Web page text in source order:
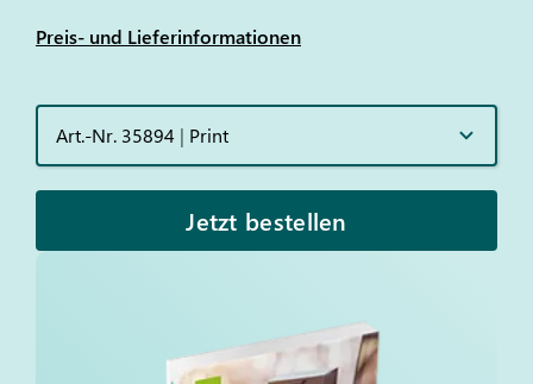
Preis- und Lieferinformationen
Art.-Nr. 35894 | Print
Jetzt bestellen